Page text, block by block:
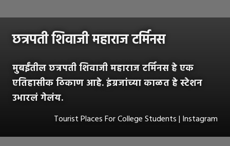
छत्रपती शिवाजी महाराज टर्मिनस
मुबईंतील छत्रपती शिवाजी महाराज टर्मिनस हे एक
एतिहासीक ठिकाण आहे. इंग्रजांच्या काळत हे स्टेशन
उभारलं गेलंय.
Tourist Places For College Students | Instagram